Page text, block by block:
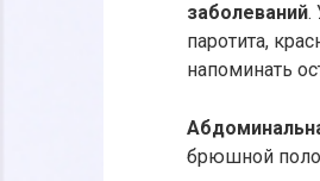
заболеваний.
паротита,
напоминать
брюшной